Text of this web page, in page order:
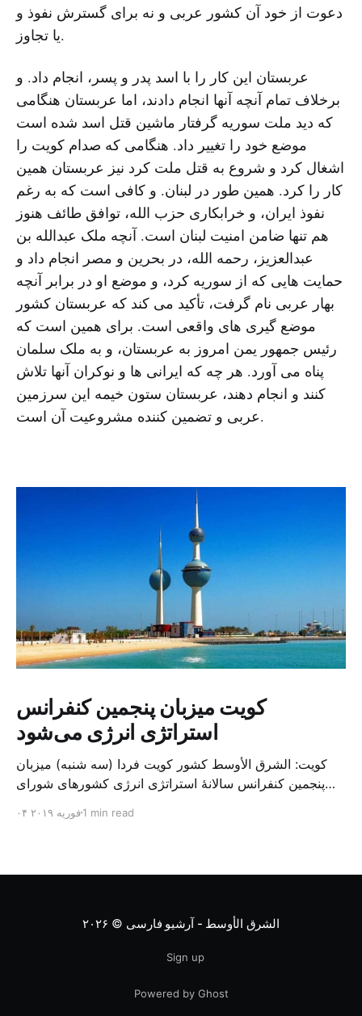
دعوت از خود آن کشور عربی و نه برای گسترش نفوذ و
یا تجاوز.
عربستان این کار را با اسد پدر و پسر، انجام داد. و
برخلاف تمام آنچه آنها انجام دادند، اما عربستان هنگامی
که دید ملت سوریه گرفتار ماشین قتل اسد شده است
موضع خود را تغییر داد. هنگامی که صدام کویت را
اشغال کرد و شروع به قتل ملت کرد نیز عربستان همین
کار را کرد. همین طور در لبنان. و کافی است که به رغم
نفوذ ایران، و خرابکاری حزب الله، توافق طائف هنوز
هم تنها ضامن امنیت لبنان است. آنچه ملک عبدالله بن
عبدالعزیز، رحمه الله، در بحرین و مصر انجام داد و
حمایت هایی که از سوریه کرد، و موضع او در برابر آنچه
بهار عربی نام گرفت، تأکید می کند که عربستان کشور
موضع گیری های واقعی است. برای همین است که
رئیس جمهور یمن امروز به عربستان، و به ملک سلمان
پناه می آورد. هر چه که ایرانی ها و نوکران آنها تلاش
کنند و انجام دهند، عربستان ستون خیمه این سرزمین
عربی و تضمین کننده مشروعیت آن است.
کویت میزبان پنجمین کنفرانس
استراتژی انرژی می‌شود
کویت: الشرق الأوسط کشور کویت فردا (سه شنبه) میزبان
پنجمین کنفرانس سالانهٔ استراتژی انرژی کشورهای شورای
متخصص از شرکت‌های جهانی نفت و گاز در این کنفرانس
۰۴ فوریه ۲۰۱۹1 min read
الشرق الأوسط - آرشیو فارسی © ۲۰۲۶
Sign up
Powered by Ghost